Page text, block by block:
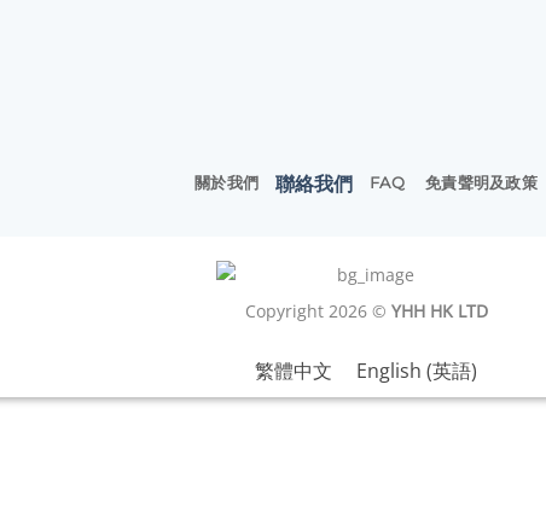
關於我們 聯絡我們 FAQ 免責聲明及政策
Copyright 2026 © YHH HK LTD
繁體中文 English (英語)